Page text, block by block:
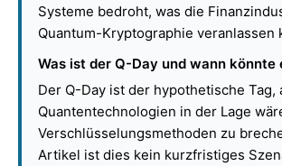
Systeme bedroht, was die
Quantum-Kryptographie veranlassen
Was ist der Q-Day und wann könnte
Der Q-Day ist der hypothetische Tag,
Quantentechnologien in der Lage
Verschlüsselungsmethoden zu
Artikel ist dies kein kurzfristiges